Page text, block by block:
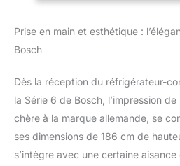
Congélation plus rapide
grâce à la détection de
température et à la
fréquent grâce à la
de glace – cela permet
travail et est économe en
Prise en main et esthétique :
Bosch
Dès la réception du réfrigérateur-
la Série 6 de Bosch, l’impression
chère à la marque allemande, se
ses dimensions de 186 cm de
s’intègre avec une certaine